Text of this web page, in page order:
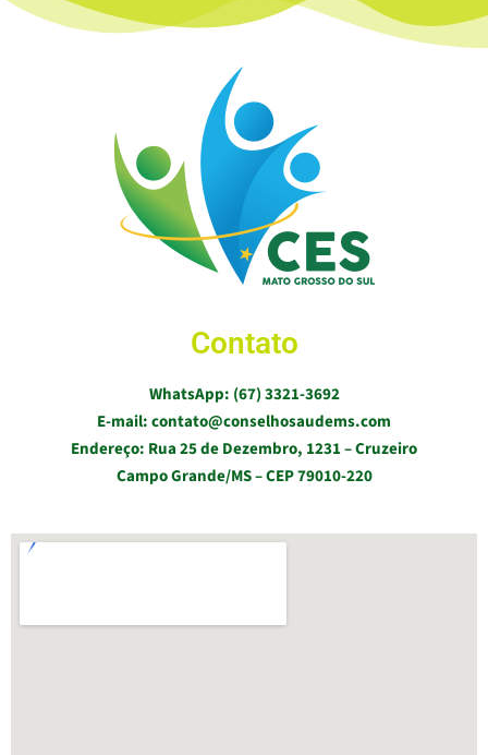
Contato
WhatsApp: (67) 3321-3692
E-mail: contato@conselhosaudems.com
Endereço: Rua 25 de Dezembro, 1231 – Cruzeiro
Campo Grande/MS – CEP 79010-220